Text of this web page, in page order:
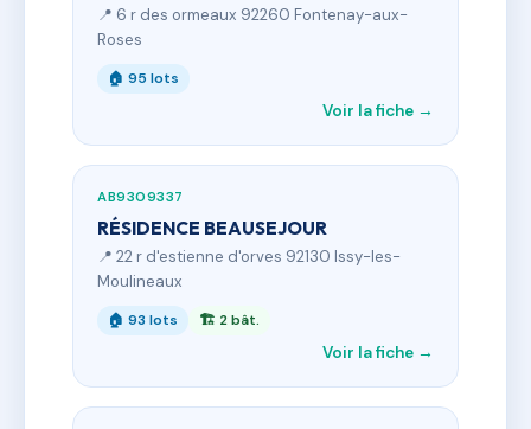
📍 6 r des ormeaux 92260 Fontenay-aux-
Roses
🏠 95 lots
Voir la fiche →
AB9309337
RÉSIDENCE BEAUSEJOUR
📍 22 r d'estienne d'orves 92130 Issy-les-
Moulineaux
🏠 93 lots 🏗 2 bât.
Voir la fiche →